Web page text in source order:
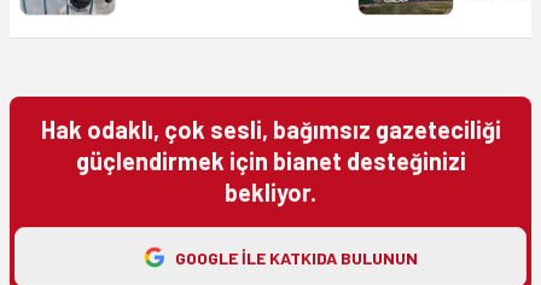
Hak odaklı, çok sesli, bağımsız gazeteciliği
güçlendirmek için bianet desteğinizi
bekliyor.
GOOGLE ILE KATKIDA BULUNUN